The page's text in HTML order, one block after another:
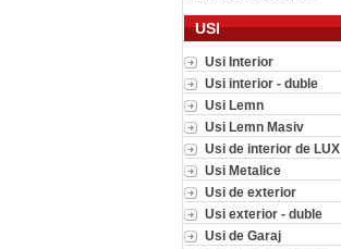
USI
Usi Interior
Usi interior - duble
Usi Lemn
Usi Lemn Masiv
Usi de interior de LUX
Usi Metalice
Usi de exterior
Usi exterior - duble
Usi de Garaj